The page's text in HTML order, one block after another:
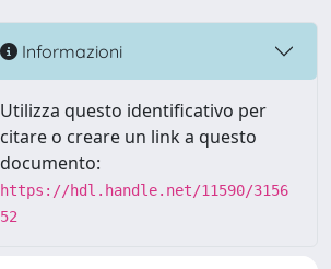
Informazioni
Utilizza questo identificativo per
citare o creare un link a questo
documento:
https://hdl.handle.net/11590/3156
52